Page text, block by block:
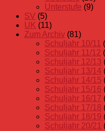
Unterstufe (9)
SV (5)
UK (11)
Zum Archiv (81)
Schuljahr 10/11
Schuljahr 11/12
Schuljahr 12/13
Schuljahr 13/14
Schuljahr 14/15
Schuljahr 15/16
Schuljahr 16/17
Schuljahr 17/18
Schuljahr 18/19
Schuljahr 20/21